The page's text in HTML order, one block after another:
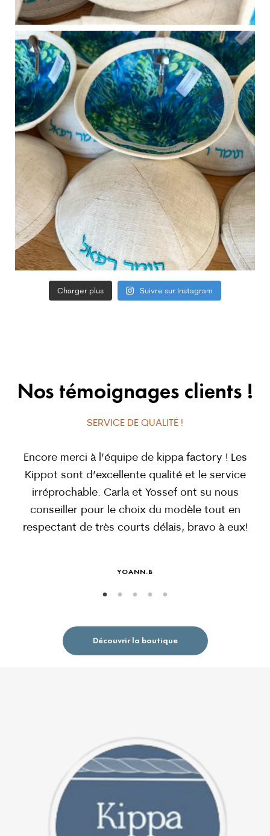
Charger plus Suivre sur Instagram
Nos témoignages clients !
SERVICE DE QUALITÉ !
Encore merci à l’équipe de kippa factory ! Les
Kippot sont d’excellente qualité et le service
irréprochable. Carla et Yossef ont su nous
conseiller pour le choix du modèle tout en
respectant de très courts délais, bravo à eux!
YOANN.B
Découvrir la boutique